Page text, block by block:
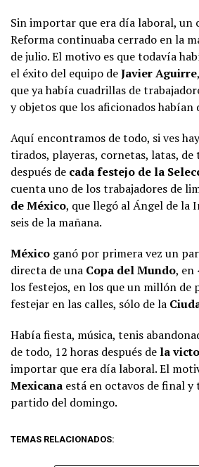
Sin importar que era día laboral, un
Reforma continuaba cerrado en la
de julio. El motivo es que todavía
el éxito del equipo deJavier Aguirre
que ya había cuadrillas de
y objetos que los aficionados habían
Aquí encontramos de todo, si ves
tirados, playeras, cornetas, latas, de
después de cada festejo de la
cuenta uno de los trabajadores de
de México, que llegó al Ángel de la
seis de la mañana.
México ganó por primera vez un
directa de una Copa del Mundo, en
los festejos, en los que un millón de
festejar en las calles, sólo de la
Había fiesta, música, tenis
de todo, 12 horas después de la
importar que era día laboral. El
Mexicana está en octavos de final
partido del domingo.
TEMAS RELACIONADOS: